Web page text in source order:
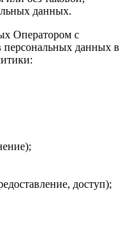
данных.
Оператором с
данных в
доступ);